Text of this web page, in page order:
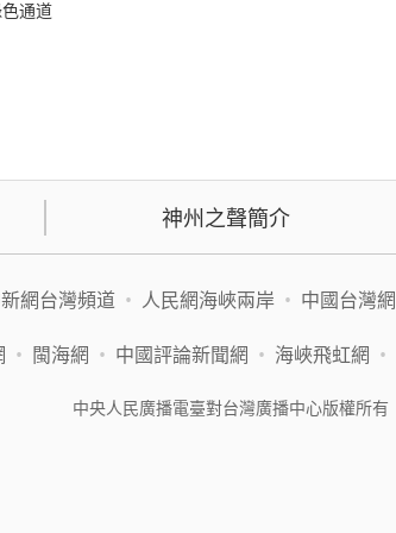
通道
神州之聲簡介
網台灣頻道 • 人民網海峽兩岸 • 中國台灣網
• 閩海網 • 中國評論新聞網 • 海峽飛虹網 •
中央人民廣播電臺對台灣廣播中心版權所有